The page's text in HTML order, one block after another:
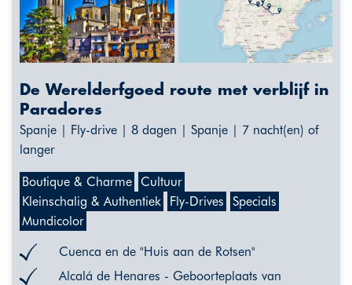
De Werelderfgoed route met verblijf in
Paradores
Spanje | Fly-drive | 8 dagen | Spanje | 7 nacht(en) of
langer
Boutique & Charme Cultuur
Kleinschalig & Authentiek
Fly-Drives
Specials
Mundicolor
Cuenca en de "Huis aan de Rotsen"
Alcalá de Henares - Geboorteplaats van